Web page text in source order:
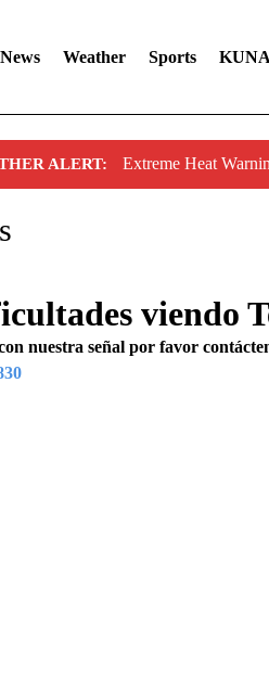
News Weather Sports KUNA
ALERT: Extreme Heat
viendo
nuestra señal por favor